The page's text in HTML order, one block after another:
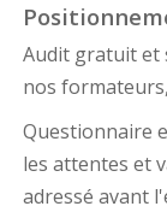
Audit gratuit et
nos formateurs,
Questionnaire
les attentes et
adressé avant